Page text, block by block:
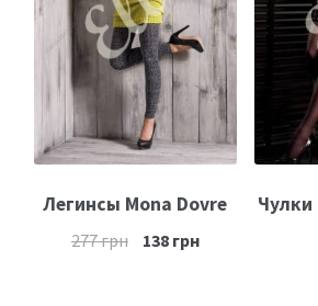
Размеры
Контакты
Легинсы Mona Dovre
277грн 138грн
Чулки